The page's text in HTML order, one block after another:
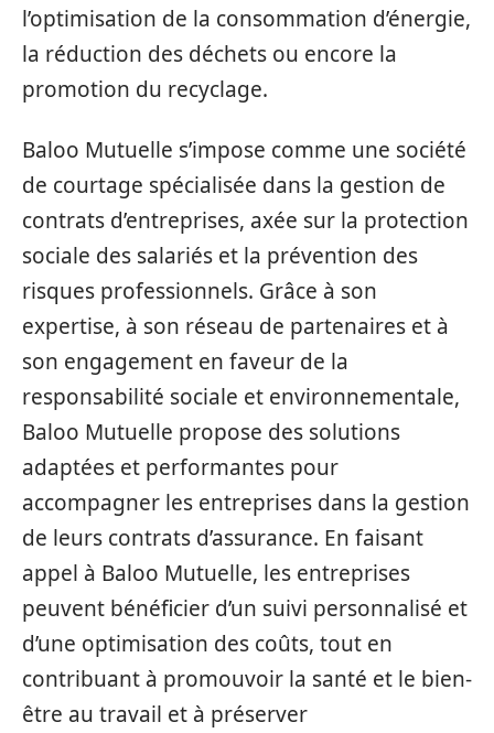
l’optimisation de la consommation d’énergie,
la réduction des déchets ou encore la
promotion du recyclage.
Baloo Mutuelle s’impose comme une société
de courtage spécialisée dans la gestion de
contrats d’entreprises, axée sur la protection
sociale des salariés et la prévention des
risques professionnels. Grâce à son
expertise, à son réseau de partenaires et à
son engagement en faveur de la
responsabilité sociale et environnementale,
Baloo Mutuelle propose des solutions
adaptées et performantes pour
accompagner les entreprises dans la gestion
de leurs contrats d’assurance. En faisant
appel à Baloo Mutuelle, les entreprises
peuvent bénéficier d’un suivi personnalisé et
d’une optimisation des coûts, tout en
contribuant à promouvoir la santé et le bien-
être au travail et à préserver